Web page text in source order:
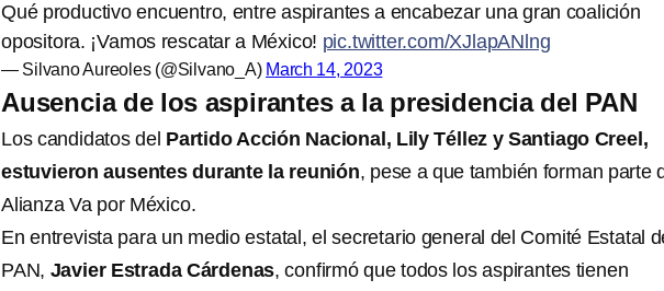
Qué productivo encuentro, entre aspirantes a encabezar una gran coalición
opositora. ¡Vamos rescatar a México! pic.twitter.com/XJlapANlng
— Silvano Aureoles (@Silvano_A) March 14, 2023
Ausencia de los aspirantes a la presidencia del PAN
Los candidatos del Partido Acción Nacional, Lily Téllez y Santiago Creel,
estuvieron ausentes durante la reunión, pese a que también forman parte
Alianza Va por México.
En entrevista para un medio estatal, el secretario general del Comité Estatal
PAN, Javier Estrada Cárdenas, confirmó que todos los aspirantes tienen